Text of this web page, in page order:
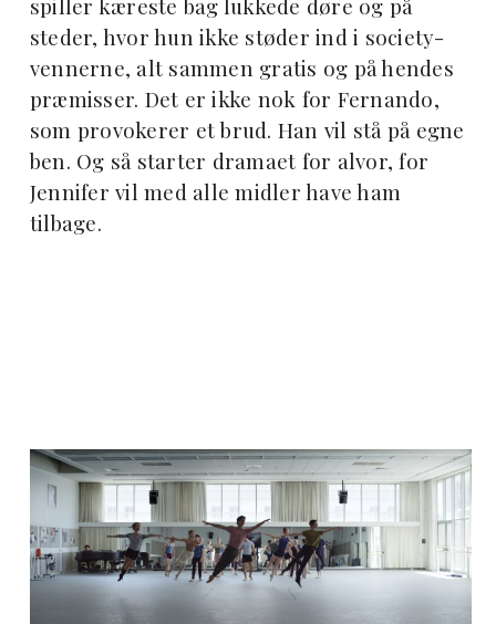
spiller kæreste bag lukkede døre og på
steder, hvor hun ikke støder ind i society-
vennerne, alt sammen gratis og på hendes
præmisser. Det er ikke nok for Fernando,
som provokerer et brud. Han vil stå på egne
ben. Og så starter dramaet for alvor, for
Jennifer vil med alle midler have ham
tilbage.